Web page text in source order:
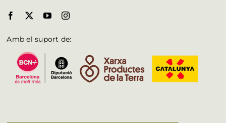
Amb el suport de: